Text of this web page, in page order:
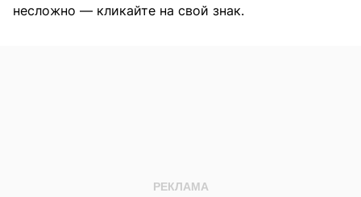
несложно — кликайте на свой знак.